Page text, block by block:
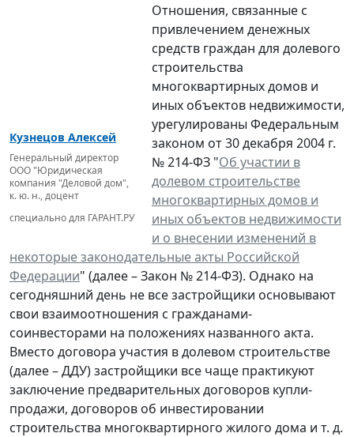
Кузнецов Алексей
Генеральный директор
ООО "Юридическая
компания "Деловой дом",
к. ю. н., доцент
специально для ГАРАНТ.РУ
Отношения, связанные с
привлечением денежных
средств граждан для долевого
строительства
многоквартирных домов и
иных объектов недвижимости,
урегулированы Федеральным
законом от 30 декабря 2004 г.
№ 214-ФЗ "Об участии в
долевом строительстве
многоквартирных домов и
иных объектов недвижимости
и о внесении изменений в
некоторые законодательные акты Российской
Федерации" (далее – Закон № 214-ФЗ). Однако на
сегодняшний день не все застройщики основывают
свои взаимоотношения с гражданами-
соинвесторами на положениях названного акта.
Вместо договора участия в долевом строительстве
(далее – ДДУ) застройщики все чаще практикуют
заключение предварительных договоров купли-
продажи, договоров об инвестировании
строительства многоквартирного жилого дома и т. д.